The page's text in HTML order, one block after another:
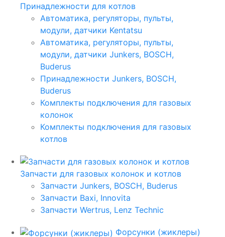
Принадлежности для котлов
Автоматика, регуляторы, пульты,
модули, датчики Kentatsu
Автоматика, регуляторы, пульты,
модули, датчики Junkers, BOSCH,
Buderus
Принадлежности Junkers, BOSCH,
Buderus
Комплекты подключения для газовых
колонок
Комплекты подключения для газовых
котлов
Запчасти для газовых колонок и котлов
Запчасти Junkers, BOSCH, Buderus
Запчасти Baxi, Innovita
Запчасти Wertrus, Lenz Technic
Форсунки (жиклеры)